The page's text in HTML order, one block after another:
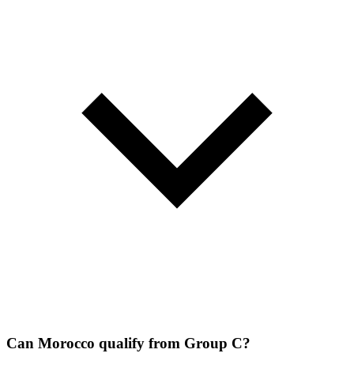
Can Morocco qualify from Group C?